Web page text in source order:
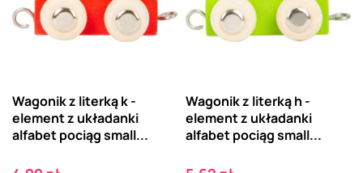
Wagonik z literką k -
element z układanki
alfabet pociąg small...
Wagonik z literką h -
element z układanki
alfabet pociąg small...